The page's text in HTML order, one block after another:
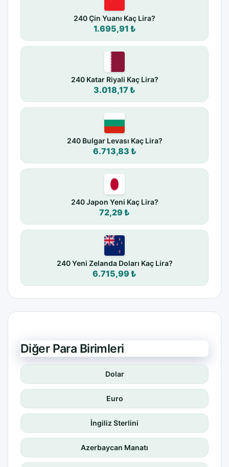
240 Çin Yuanı Kaç Lira?
1.695,91 ₺
240 Katar Riyali Kaç Lira?
3.018,17 ₺
240 Bulgar Levası Kaç Lira?
6.713,83 ₺
240 Japon Yeni Kaç Lira?
72,29 ₺
240 Yeni Zelanda Doları Kaç Lira?
6.715,99 ₺
Diğer Para Birimleri
Dolar
Euro
İngiliz Sterlini
Azerbaycan Manatı